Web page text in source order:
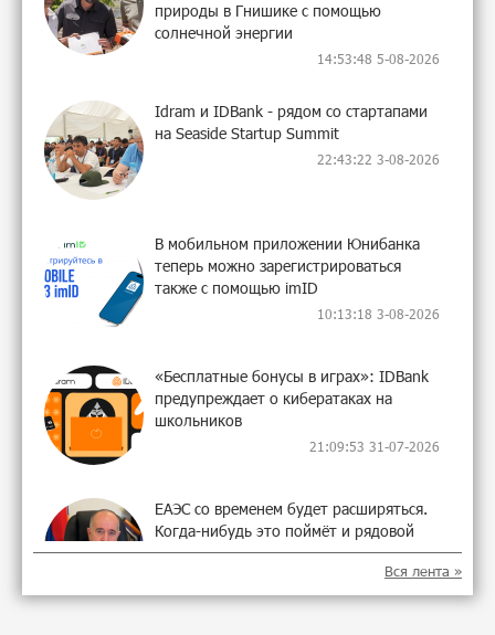
природы в Гнишике с помощью
солнечной энергии
14:53:48 5-08-2026
Idram и IDBank - рядом со стартапами
на Seaside Startup Summit
22:43:22 3-08-2026
В мобильном приложении Юнибанка
теперь можно зарегистрироваться
также с помощью imID
10:13:18 3-08-2026
«Бесплатные бонусы в играх»: IDBank
предупреждает о кибератаках на
школьников
21:09:53 31-07-2026
ЕАЭС со временем будет расширяться.
Когда-нибудь это поймёт и рядовой
армянин, но будет уже поздно
11:21:27 31-07-2026
Вся лента »